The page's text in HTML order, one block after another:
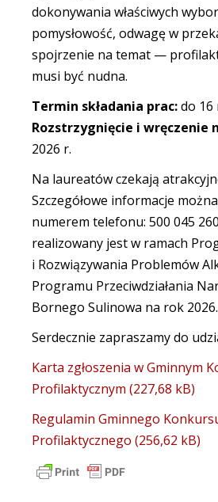
dokonywania właściwych
pomysłowość, odwagę w
spojrzenie na temat —
musi być nudna.
Termin składania prac:do 16
Rozstrzygnięcie i wręczenie
2026 r.
Na laureatów czekają
Szczegółowe informacje
numerem telefonu: 500 045
realizowany jest w ramach
i Rozwiązywania Problemów
Programu Przeciwdziałania
Bornego Sulinowa na rok 2026.
Serdecznie zapraszamy do
Karta zgłoszenia w Gminnym
Profilaktycznym
Regulamin Gminnego
Profilaktycznego